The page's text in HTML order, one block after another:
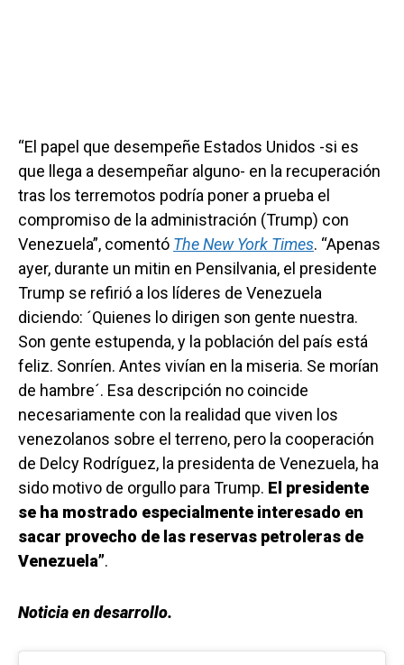
“El papel que desempeñe Estados Unidos -si es
que llega a desempeñar alguno- en la recuperación
tras los terremotos podría poner a prueba el
compromiso de la administración (Trump) con
Venezuela”, comentó The New York Times. “Apenas
ayer, durante un mitin en Pensilvania, el presidente
Trump se refirió a los líderes de Venezuela
diciendo: ´Quienes lo dirigen son gente nuestra.
Son gente estupenda, y la población del país está
feliz. Sonríen. Antes vivían en la miseria. Se morían
de hambre´. Esa descripción no coincide
necesariamente con la realidad que viven los
venezolanos sobre el terreno, pero la cooperación
de Delcy Rodríguez, la presidenta de Venezuela, ha
sido motivo de orgullo para Trump. El presidente
se ha mostrado especialmente interesado en
sacar provecho de las reservas petroleras de
Venezuela”.
Noticia en desarrollo.